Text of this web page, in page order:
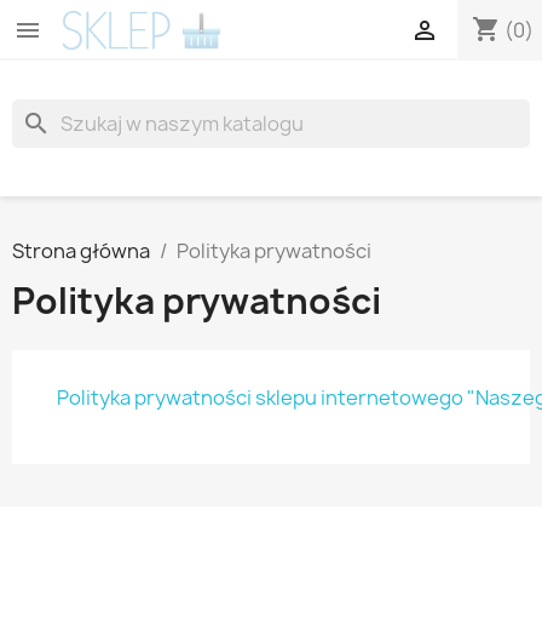
 shopping_cart (0)

search
Strona główna Polityka prywatności
Polityka prywatności
Polityka prywatności sklepu internetowego